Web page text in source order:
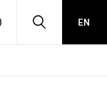
PŘIHLÁSIT HLEDATEN